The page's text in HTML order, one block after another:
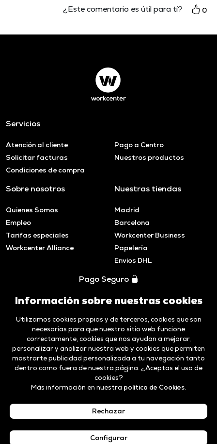
¿Este comentario es útil para tí? 0
Servicios
Atención al cliente
Pago a Centro
Solicitar facturas
Nuestros productos
Condiciones de compra
Sobre nosotros
Quienes Somos
Empleo
Tarifas especiales
Workcenter Alliance
Nuestras tiendas
Madrid
Barcelona
Workcenter Business
Papelería
Envios DHL
Pago Seguro
Compliance
Español
Información sobre nuestras cookies
Utilizamos cookies propias y de terceros, cookies que son
necesarias para que nuestro sitio web funcione
correctamente, cookies que nos ayudan a mejorar,
personalizar y analizar nuestra web y cookies que permiten
mostrarte publicidad personalizada a tu navegación tanto
dentro como fuera de nuestra página. ¿Aceptas el uso de
cookies?
Más información en nuestra política de Cookies.
Rechazar
Configurar